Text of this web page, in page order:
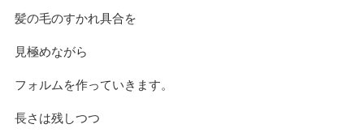
髪の毛のすかれ具合を
見極めながら
フォルムを作っていきます。
長さは残しつつ